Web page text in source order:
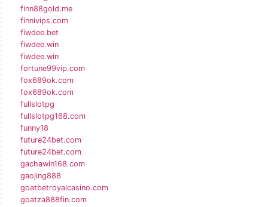
finn88gold.me
finnivips.com
fiwdee.bet
fiwdee.win
fiwdee.win
fortune99vip.com
fox689ok.com
fox689ok.com
fullslotpg
fullslotpg168.com
funny18
future24bet.com
future24bet.com
gachawin168.com
gaojing888
goatbetroyalcasino.com
goatza888fin.com